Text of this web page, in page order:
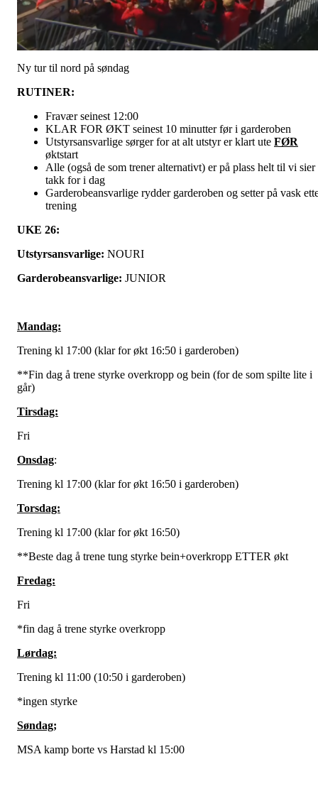
Ny tur til nord på søndag
RUTINER:
Fravær seinest 12:00
KLAR FOR ØKT seinest 10 minutter før i garderoben
Utstyrsansvarlige sørger for at alt utstyr er klart ute FØR
øktstart
Alle (også de som trener alternativt) er på plass helt til vi sier
takk for i dag
Garderobeansvarlige rydder garderoben og setter på vask
trening
UKE 26:
Utstyrsansvarlige: NOURI
Garderobeansvarlige: JUNIOR
Mandag:
Trening kl 17:00 (klar for økt 16:50 i garderoben)
**Fin dag å trene styrke overkropp og bein (for de som spilte lite i
går)
Tirsdag:
Fri
Onsdag:
Trening kl 17:00 (klar for økt 16:50 i garderoben)
Torsdag:
Trening kl 17:00 (klar for økt 16:50)
**Beste dag å trene tung styrke bein+overkropp ETTER økt
Fredag:
Fri
*fin dag å trene styrke overkropp
Lørdag:
Trening kl 11:00 (10:50 i garderoben)
*ingen styrke
Søndag;
MSA kamp borte vs Harstad kl 15:00